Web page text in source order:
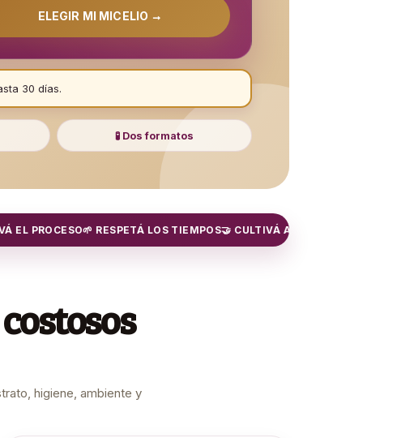
ELEGIR MI MICELIO →
30 días.
🧪 Dos formatos
🌱 RESPETÁ LOS TIEMPOS🤝 CULTIVÁ ACOMPAÑADO
higiene, ambiente y